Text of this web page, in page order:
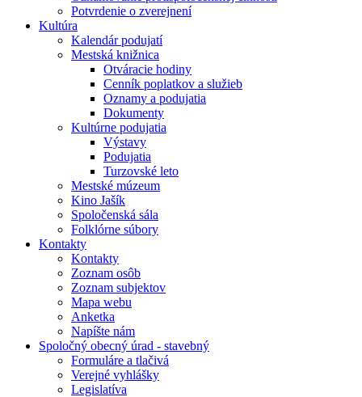
Potvrdenie o zverejnení
Kultúra
Kalendár podujatí
Mestská knižnica
Otváracie hodiny
Cenník poplatkov a služieb
Oznamy a podujatia
Dokumenty
Kultúrne podujatia
Výstavy
Podujatia
Turzovské leto
Mestské múzeum
Kino Jašík
Spoločenská sála
Folklórne súbory
Kontakty
Kontakty
Zoznam osôb
Zoznam subjektov
Mapa webu
Anketka
Napíšte nám
Spoločný obecný úrad - stavebný
Formuláre a tlačivá
Verejné vyhlášky
Legislatíva